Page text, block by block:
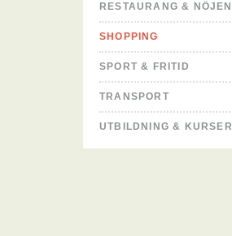
RESTAURANG & NÖJEN
SHOPPING
SPORT & FRITID
TRANSPORT
UTBILDNING & KURSER